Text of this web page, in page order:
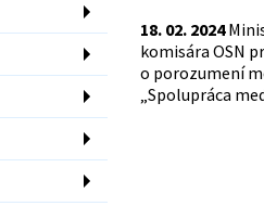
18. 02. 2024
komisára OSN
o porozumení
„Spolupráca